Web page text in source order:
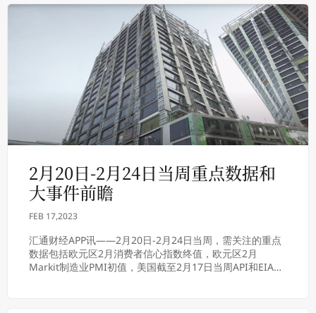
2月20日-2月24日当周重点数据和
大事件前瞻
FEB 17,2023
汇通财经APP讯——2月20日-2月24日当周，需关注的重点
数据包括欧元区2月消费者信心指数终值，欧元区2月
Markit制造业PMI初值，美国截至2月17日当周API和EIA原